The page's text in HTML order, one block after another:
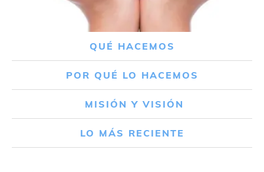
QUÉ HACEMOS
POR QUÉ LO HACEMOS
MISIÓN Y VISIÓN
LO MÁS RECIENTE